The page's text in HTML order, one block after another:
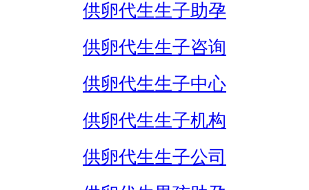
供卵代生生子助孕
供卵代生生子咨询
供卵代生生子中心
供卵代生生子机构
供卵代生生子公司